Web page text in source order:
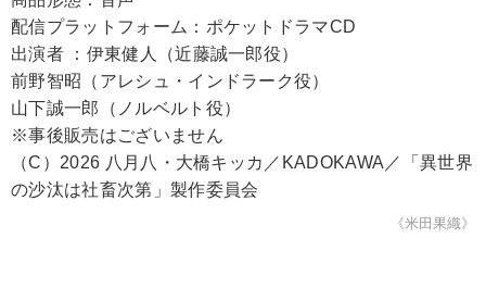
配信プラットフォーム：ポケットドラマCD
出演者 ：伊東健人（近藤誠一郎役）
前野智昭（アレシュ・インドラーク役）
山下誠一郎（ノルベルト役）
※事後販売はございません
（C）2026 八月八・大橋キッカ／KADOKAWA／「異世界
の沙汰は社畜次第」製作委員会
《米田果織》